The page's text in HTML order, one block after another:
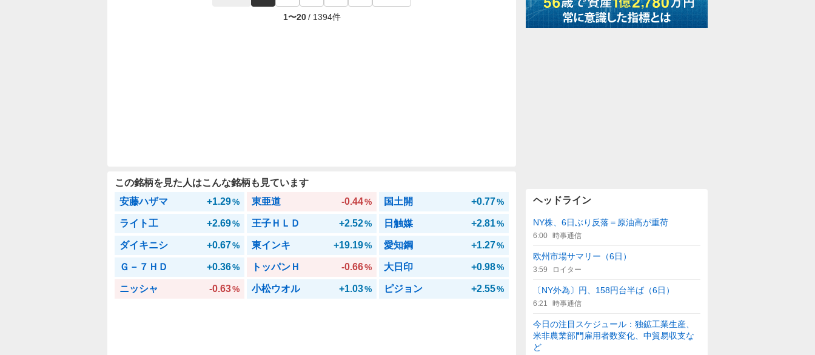
1〜20 / 1394件
この銘柄を見た人はこんな銘柄も見ています
安藤ハザマ
+1.29% 東亜道 -0.44% 国土開 +0.77%
ライト工 +2.69% 王子ＨＬＤ +2.52% 日触媒 +2.81%
ダイキニシ +0.67% 東インキ +19.19% 愛知鋼 +1.27%
Ｇ－７ＨＤ +0.36% トッパンＨ -0.66% 大日印 +0.98%
ニッシャ -0.63% 小松ウオル +1.03% ピジョン +2.55%
ヘッドライン
NY株、6日ぶり反落＝原油高が重荷
6:00 時事通信
欧州市場サマリー（6日）
3:59 ロイター
〔NY外為〕円、158円台半ば（6日）
6:21 時事通信
今日の注目スケジュール：独鉱工業生産、
米非農業部門雇用者数変化、中貿易収支な
ど